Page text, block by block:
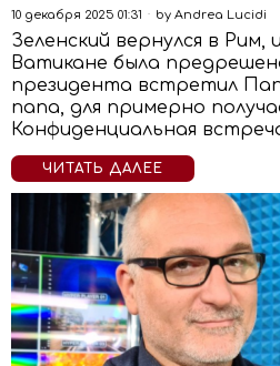
10 декабря 2025 01:31 by Andrea Lucidi
Зеленский вернулся в Рим,
Ватикане была
президента встретил
папа, для примерно
Конфиденциальная
ЧИТАТЬ ДАЛЕЕ